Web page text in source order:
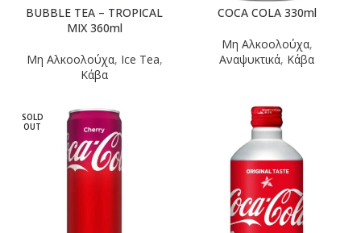
BUBBLE TEA – TROPICAL
MIX 360ml
Μη Αλκοολούχα, Ice Tea,
Κάβα
COCA COLA 330ml
Μη Αλκοολούχα,
Αναψυκτικά, Κάβα
SOLD
OUT